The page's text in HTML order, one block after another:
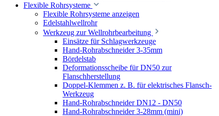
Flexible Rohrsysteme
Flexible Rohrsysteme anzeigen
Edelstahlwellrohr
Werkzeug zur Wellrohrbearbeitung
Einsätze für Schlagwerkzeuge
Hand-Rohrabschneider 3-35mm
Bördelstab
Deformationsscheibe für DN50 zur
Flanschherstellung
Doppel-Klemmen z. B. für elektrisches Flansch-
Werkzeug
Hand-Rohrabschneider DN12 - DN50
Hand-Rohrabschneider 3-28mm (mini)